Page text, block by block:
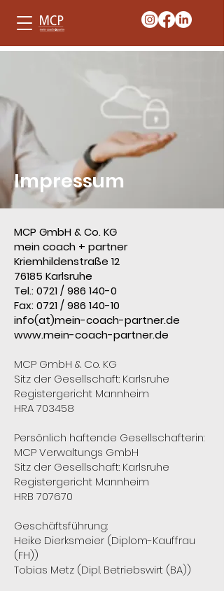
Impressum
MCP GmbH & Co. KG
mein coach + partner
Kriemhildenstraße 12
76185 Karlsruhe
Tel.: 0721 /986 140-0
Fax: 0721 /986 140-10
info(at)mein-coach-partner.de
www.mein-coach-partner.de
MCP GmbH & Co. KG
Sitz der Gesellschaft: Karlsruhe
Registergericht Mannheim
HRA 703458
Persönlich haftende Gesellschafterin:
MCP Verwaltungs GmbH
Sitz der Gesellschaft: Karlsruhe
Registergericht Mannheim
HRB 707670
Geschäftsführung:
Heike Dierksmeier (Diplom-Kauffrau
(FH))
Tobias Metz (Dipl. Betriebswirt (BA))